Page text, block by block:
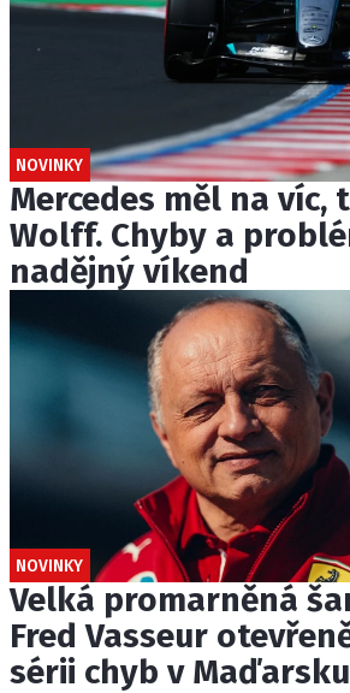
NOVINKY
Mercedes měl na víc,
Wolff. Chyby a
nadějný víkend
NOVINKY
Velká promarněná
Fred Vasseur
sérii chyb v Maďarsku